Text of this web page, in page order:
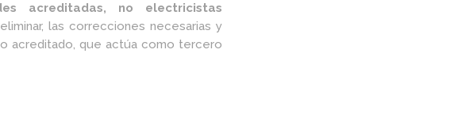
acreditadas, no electricistas
las correcciones necesarias y
acreditado, que actúa como tercero